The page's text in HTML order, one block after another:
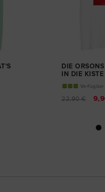
DIE
IN DIE KISTE
Verfügbar
22,90 €